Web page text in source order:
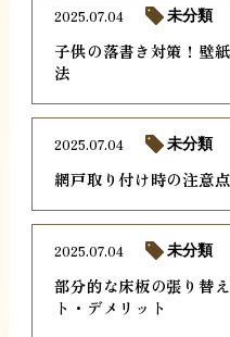
子供の落書き対策！壁
法
2025.07.04 未分類
網戸取り付け時の注意
2025.07.04 未分類
部分的な床板の張り替
ト・デメリット
2025.07.04 未分類